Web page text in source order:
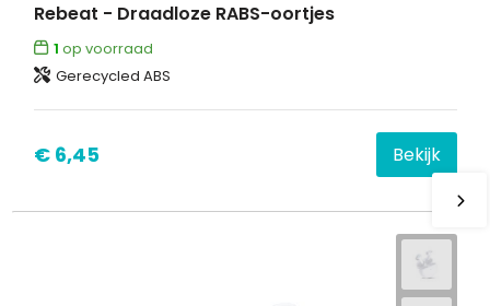
Rebeat - Draadloze RABS-oortjes
1 op voorraad
Gerecycled ABS
€ 6,45 Bekijk